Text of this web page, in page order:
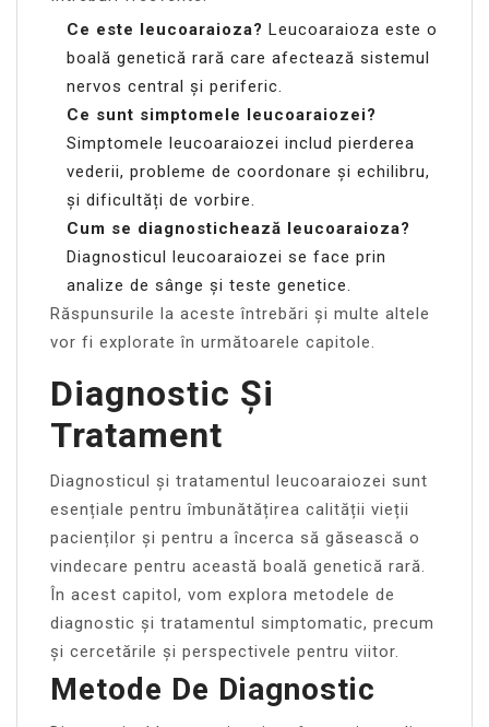
Ce este leucoaraioza? Leucoaraioza este o
boală genetică rară care afectează sistemul
nervos central și periferic.
Ce sunt simptomele leucoaraiozei?
Simptomele leucoaraiozei includ pierderea
vederii, probleme de coordonare și echilibru,
și dificultăți de vorbire.
Cum se diagnostichează leucoaraioza?
Diagnosticul leucoaraiozei se face prin
analize de sânge și teste genetice.
Răspunsurile la aceste întrebări și multe altele
vor fi explorate în următoarele capitole.
Diagnostic Și
Tratament
Diagnosticul și tratamentul leucoaraiozei sunt
esențiale pentru îmbunătățirea calității vieții
pacienților și pentru a încerca să găsească o
vindecare pentru această boală genetică rară.
În acest capitol, vom explora metodele de
diagnostic și tratamentul simptomatic, precum
și cercetările și perspectivele pentru viitor.
Metode De Diagnostic